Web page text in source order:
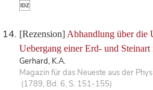
[Rezension] Abhandlung über die
Uebergang einer Erd- und Steinart
Gerhard, K.A.
Magazin für das Neueste aus der
(1789, Bd. 6, S. 151-155)